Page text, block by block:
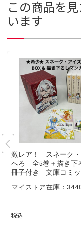
この商品を
います
激レア！ スネーク
へろ 全5巻＋描き下
冊子付き 文庫コミッ
マイストア在庫：
税込